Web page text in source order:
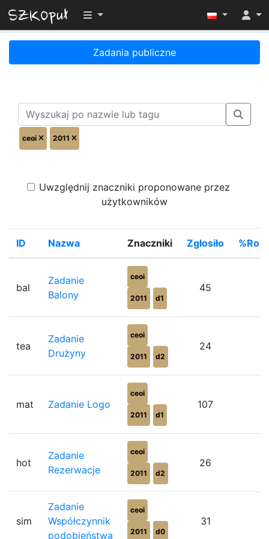
Przełącz widoczność menu
Zadania publiczne
ceoi 2011
Uwzględnij znaczniki proponowane przez
użytkowników
ID Nazwa Znaczniki Zgłosiło
bal
Zadanie
Balony
ceoi
2011 d1
45
tea
Zadanie
Drużyny
ceoi
2011 d2
24
mat Zadanie Logo
ceoi
2011 d1
107
hot
Zadanie
Rezerwacje
ceoi
2011 d2
26
sim
Zadanie
Współczynnik
podobieństwa
ceoi
2011 d0
31